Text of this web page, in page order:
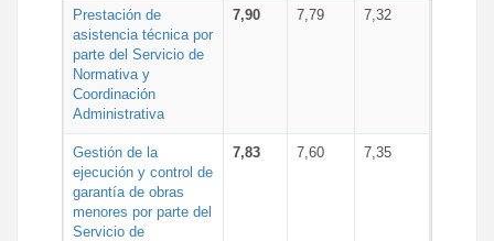
Prestación de
asistencia técnica por
parte del Servicio de
Normativa y
Coordinación
Administrativa
7,90 7,79 7,32
Gestión de la
ejecución y control de
garantía de obras
menores por parte del
Servicio de
7,83 7,60 7,35